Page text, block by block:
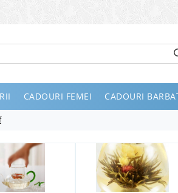
CADOURI FEMEI CADOURI